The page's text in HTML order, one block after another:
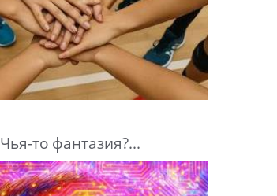
Чья-то фантазия?...